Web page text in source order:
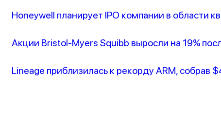
Honeywell планирует IPO компании в области
Акции Bristol-Myers Squibb выросли на 19%
Lineage приблизилась к рекорду ARM, собрав